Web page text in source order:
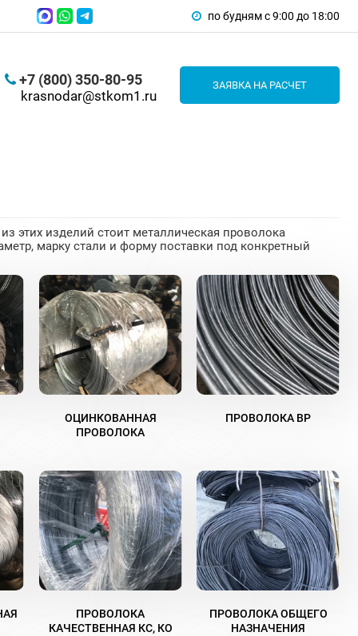
по будням с 9:00 до 18:00
+7 (800) 350-80-95
krasnodar@stkom1.ru
ЗАЯВКА НА РАСЧЕТ
этих изделий стоит металлическая проволока
марку стали и форму поставки под конкретный
ОЦИНКОВАННАЯ
ПРОВОЛОКА
ПРОВОЛОКА ВР
ПРОВОЛОКА
КАЧЕСТВЕННАЯ КС, КО
ПРОВОЛОКА ОБЩЕГО
НАЗНАЧЕНИЯ